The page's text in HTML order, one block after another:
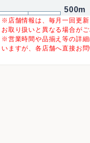
500m
※店舗情報は、毎月一回更
お取り扱いと異なる場合がご
※営業時間や品揃え等の詳
いますが、各店舗へ直接お問